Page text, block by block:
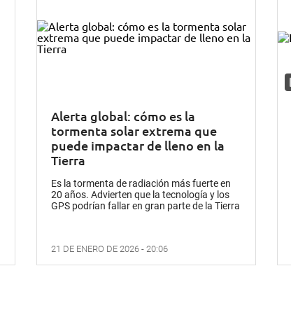
Alerta global: cómo es la
tormenta solar extrema que
puede impactar de lleno en la
Tierra
Es la tormenta de radiación más fuerte en
20 años. Advierten que latecnología y los
GPS podrían fallar en gran parte de laTierra
21 DE ENERO DE 2026 - 20:06